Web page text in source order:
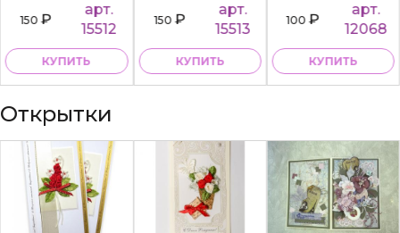
150₽
арт.
15512
КУПИТЬ
150₽
арт.
15513
КУПИТЬ
100₽
арт.
12068
КУПИТЬ
Открытки